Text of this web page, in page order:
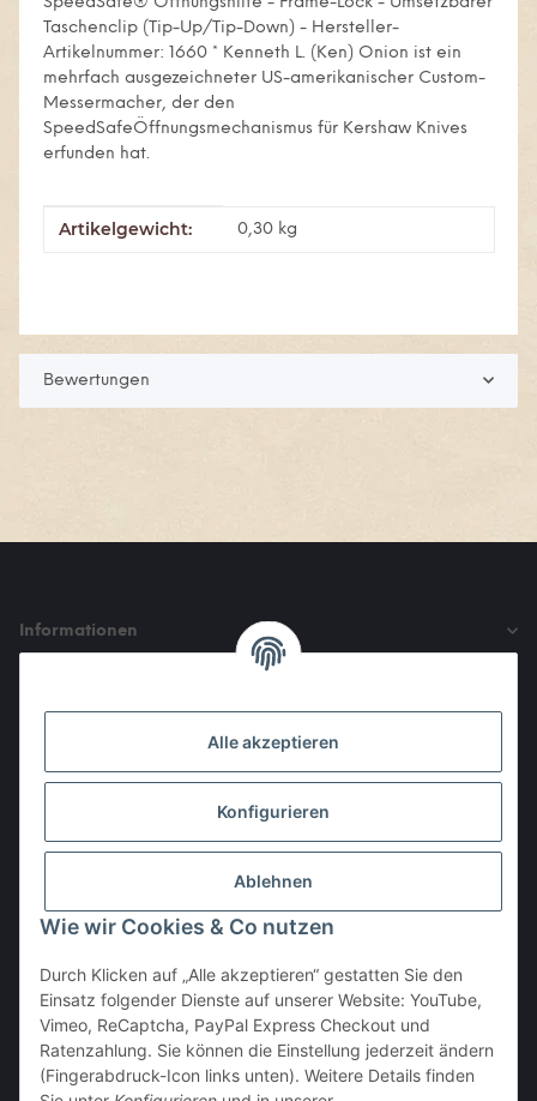
Taschenclip (Tip-Up/Tip-Down) - Hersteller-
Artikelnummer: 1660 * Kenneth L. (Ken) Onion ist ein
mehrfach ausgezeichneter US-amerikanischer Custom-
Messermacher, der den
SpeedSafeÖffnungsmechanismus für Kershaw Knives
erfunden hat.
Produkteigenschaft
Wert
Artikelgewicht: 0,30 kg
Bewertungen
Informationen
Vertrag widerrufen
Alle akzeptieren
Konfigurieren
Ablehnen
Wie wir Cookies & Co nutzen
Durch Klicken auf „Alle akzeptieren“ gestatten Sie den
Einsatz folgender Dienste auf unserer Website: YouTube,
Vimeo, ReCaptcha, PayPal Express Checkout und
Ratenzahlung. Sie können die Einstellung jederzeit ändern
(Fingerabdruck-Icon links unten). Weitere Details finden